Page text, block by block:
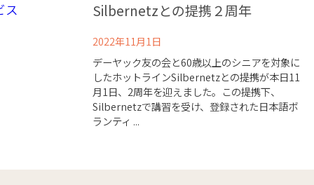
Silbernetzとの提携２周年
2022年11月1日
デーヤック友の会と60歳以上のシニアを対象に
したホットラインSilbernetzとの提携が本日11
月1日、2周年を迎えました。この提携下、
Silbernetzで講習を受け、登録された日本語ボ
ランティ ...